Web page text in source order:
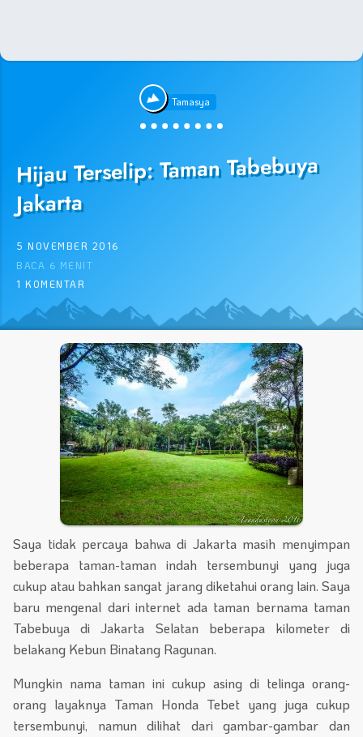
Tamasya
Hijau Terselip: Taman Tabebuya
Jakarta
5 NOVEMBER 2016
BACA 6 MENIT
1 KOMENTAR
Saya tidak percaya bahwa di Jakarta masih menyimpan
beberapa taman-taman indah tersembunyi yang juga
cukup atau bahkan sangat jarang diketahui orang lain. Saya
baru mengenal dari internet ada taman bernama taman
Tabebuya di Jakarta Selatan beberapa kilometer di
belakang Kebun Binatang Ragunan.
Mungkin nama taman ini cukup asing di telinga orang-
orang layaknya Taman Honda Tebet yang juga cukup
tersembunyi, namun dilihat dari gambar-gambar dan